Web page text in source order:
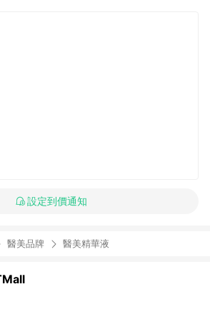
設定到價通知
醫美品牌 醫美精華液